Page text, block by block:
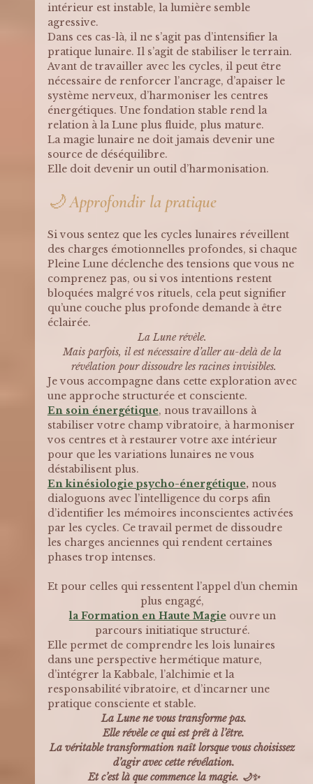
intérieur est instable, la lumière semble
agressive.
Dans ces cas-là, il ne s’agit pas d’intensifier la
pratique lunaire. Il s’agit de stabiliser le terrain.
Avant de travailler avec les cycles, il peut être
nécessaire de renforcer l’ancrage, d’apaiser le
système nerveux, d’harmoniser les centres
énergétiques. Une fondation stable rend la
relation à la Lune plus fluide, plus mature.
La magie lunaire ne doit jamais devenir une
source de déséquilibre.
Elle doit devenir un outil d’harmonisation.
🌙 Approfondir la pratique
Si vous sentez que les cycles lunaires réveillent
des charges émotionnelles profondes, si chaque
Pleine Lune déclenche des tensions que vous ne
comprenez pas, ou si vos intentions restent
bloquées malgré vos rituels, cela peut signifier
qu’une couche plus profonde demande à être
éclairée.
La Lune révèle.
Mais parfois, il est nécessaire d’aller au-delà de la
révélation pour dissoudre les racines invisibles.
Je vous accompagne dans cette exploration avec
une approche structurée et consciente.
En soin énergétique, nous travaillons à
stabiliser votre champ vibratoire, à harmoniser
vos centres et à restaurer votre axe intérieur
pour que les variations lunaires ne vous
déstabilisent plus.
En kinésiologie psycho-énergétique, nous
dialoguons avec l’intelligence du corps afin
d’identifier les mémoires inconscientes activées
par les cycles. Ce travail permet de dissoudre
les charges anciennes qui rendent certaines
phases trop intenses.
Et pour celles qui ressentent l’appel d’un chemin
plus engagé,
la Formation en Haute Magie ouvre un
parcours initiatique structuré.
Elle permet de comprendre les lois lunaires
dans une perspective hermétique mature,
d’intégrer la Kabbale, l’alchimie et la
responsabilité vibratoire, et d’incarner une
pratique consciente et stable.
La Lune ne vous transforme pas.
Elle révèle ce qui est prêt à l’être.
La véritable transformation naît lorsque vous choisissez
d’agir avec cette révélation.
Et c’est là que commence la magie. 🌙✨